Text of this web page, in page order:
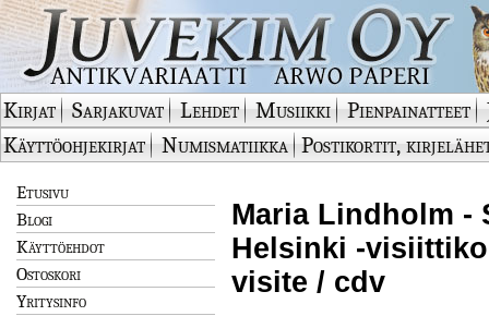
Kirjat Sarjakuvat Lehdet Musiikki Pienpainatteet
Käyttöohjekirjat
Numismatiikka Postikortit,
Etusivu
Blogi
Käyttöehdot
Ostoskori
Yritysinfo
Maria Lindholm -
Helsinki -
visite / cdv